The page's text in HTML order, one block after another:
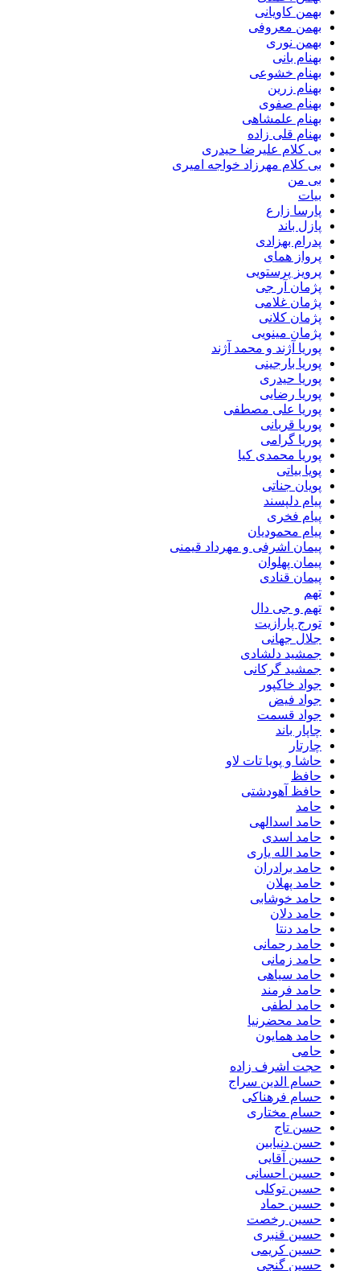
بهمن کاویانی
بهمن معروفی
بهمن نوری
بهنام بانی
بهنام خشوعی
بهنام زرین
بهنام صفوی
بهنام علمشاهی
بهنام قلی زاده
بی کلام علیرضا حیدری
بی کلام مهرزاد خواجه امیری
بی من
بیات
پارسا زارع
پازل باند
پدرام بهزادی
پرواز همای
پرویز پرستویی
پژمان آر جی
پژمان غلامی
پژمان کلانی
پژمان مینویی
پوریا آژند و محمد آژند
پوریا بارجینی
پوریا حیدری
پوریا رضایی
پوریا علی مصطفی
پوریا قربانی
پوریا گرامی
پوریا محمدی کیا
پویا بیاتی
پویان جناتی
پیام دلپسند
پیام فخری
پیام محمودیان
پیمان اشرفی و مهرداد قیمنی
پیمان پهلوان
پیمان قنادی
تهم
تهم و جی دال
تورج پارازیت
جلال جهانی
جمشید دلشادی
جمشید گرکانی
جواد خاکپور
جواد فیض
جواد قسمت
چاپار باند
چارتار
حاشا و پویا تات لاو
حافظ
حافظ آهودشتی
حامد
حامد اسدالهی
حامد اسدی
حامد الله یاری
حامد برادران
حامد پهلان
حامد خوشابی
حامد دلان
حامد دنتا
حامد رحمانی
حامد زمانی
حامد سیاهی
حامد فرمند
حامد لطفی
حامد محضرنیا
حامد همایون
حامی
حجت اشرف زاده
حسام الدین سراج
حسام فرهناکی
حسام مختاری
حسن تاج
حسن دنیابین
حسین آقایی
حسین احسانی
حسین توکلی
حسین حماد
حسین رخصت
حسین قنبری
حسین کریمی
حسین گنجی